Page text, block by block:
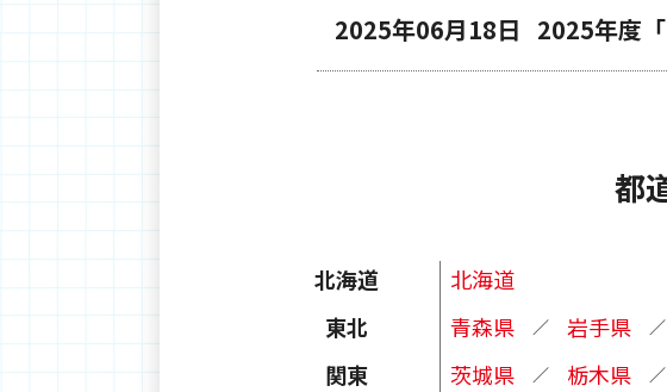
2025年06月18日 2025年度
都
北海道
北海道
東北
青森県 岩手県
関東
茨城県 栃木県